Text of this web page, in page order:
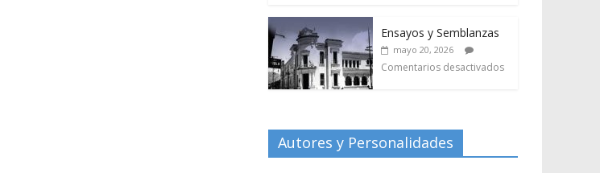
Ensayos y Semblanzas
mayo 20, 2026
Comentarios desactivados
Autores y Personalidades